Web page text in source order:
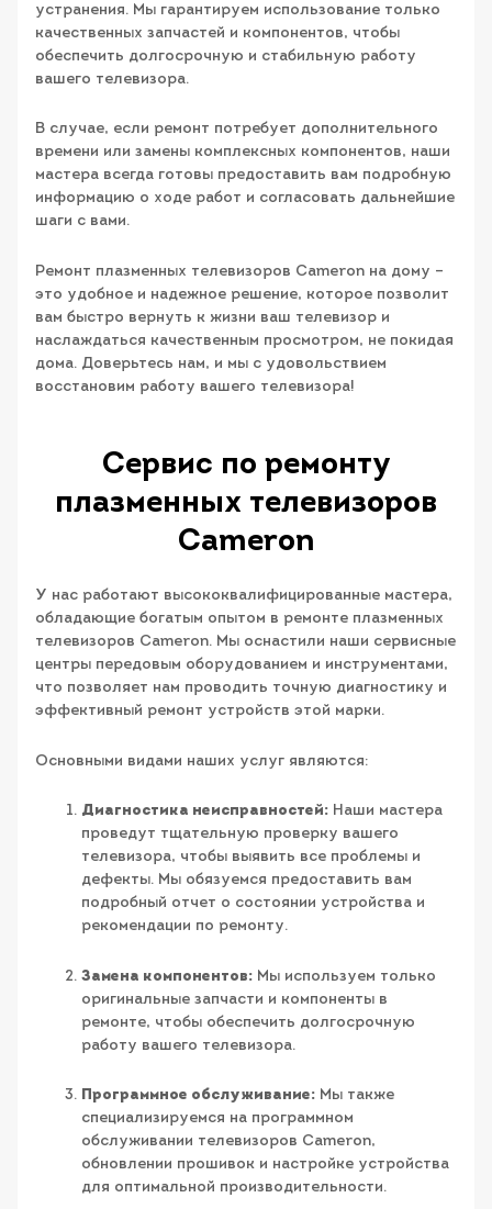
устранения. Мы гарантируем использование только
качественных запчастей и компонентов, чтобы
обеспечить долгосрочную и стабильную работу
вашего телевизора.
В случае, если ремонт потребует дополнительного
времени или замены комплексных компонентов, наши
мастера всегда готовы предоставить вам подробную
информацию о ходе работ и согласовать дальнейшие
шаги с вами.
Ремонт плазменных телевизоров Cameron на дому –
это удобное и надежное решение, которое позволит
вам быстро вернуть к жизни ваш телевизор и
наслаждаться качественным просмотром, не покидая
дома. Доверьтесь нам, и мы с удовольствием
восстановим работу вашего телевизора!
Сервис по ремонту
плазменных телевизоров
Cameron
У нас работают высококвалифицированные мастера,
обладающие богатым опытом в ремонте плазменных
телевизоров Cameron. Мы оснастили наши сервисные
центры передовым оборудованием и инструментами,
что позволяет нам проводить точную диагностику и
эффективный ремонт устройств этой марки.
Основными видами наших услуг являются:
Диагностика неисправностей: Наши мастера
проведут тщательную проверку вашего
телевизора, чтобы выявить все проблемы и
дефекты. Мы обязуемся предоставить вам
подробный отчет о состоянии устройства и
рекомендации по ремонту.
Замена компонентов: Мы используем только
оригинальные запчасти и компоненты в
ремонте, чтобы обеспечить долгосрочную
работу вашего телевизора.
Программное обслуживание: Мы также
специализируемся на программном
обслуживании телевизоров Cameron,
обновлении прошивок и настройке устройства
для оптимальной производительности.